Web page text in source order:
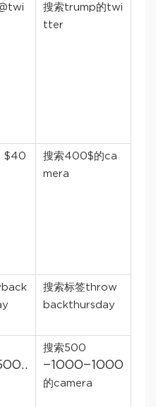
搜索trump的twi
tter
$40
搜索400$的ca
mera
搜索标签throw
backthursday
搜索500
−1000−1000
的camera